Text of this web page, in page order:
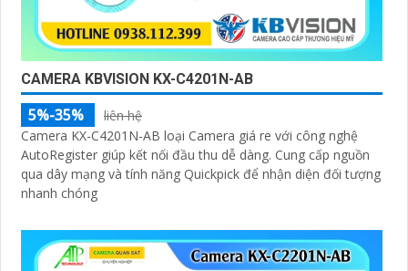
CAMERA KBVISION KX-C4201N-AB
5%-35%
liên hệ
Camera KX-C4201N-AB loại Camera giá re với công nghệ
AutoRegister giúp kết nối đầu thu dễ dàng. Cung cấp nguồn
qua dây mạng và tính năng Quickpick để nhận diện đối tượng
nhanh chóng